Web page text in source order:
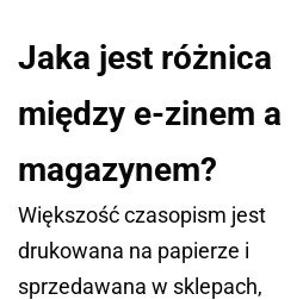
Jaka jest różnica
między e-zinem a
magazynem?
Większość czasopism jest
drukowana na papierze i
sprzedawana w sklepach,